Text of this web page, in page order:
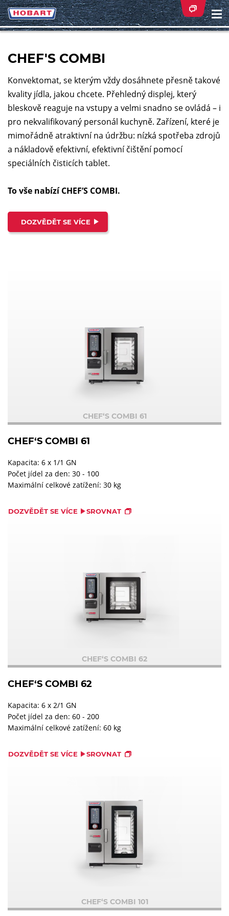
CHEF'S COMBI
Konvektomat, se kterým vždy dosáhnete přesně takové
kvality jídla, jakou chcete. Přehledný displej, který
bleskově reaguje na vstupy a velmi snadno se ovládá – i
pro nekvalifikovaný personál kuchyně. Zařízení, které je
mimořádně atraktivní na údržbu: nízká spotřeba zdrojů
a nákladově efektivní, efektivní čištění pomocí
speciálních čisticích tablet.
To vše nabízí CHEF’S COMBI.
DOZVĚDĚT SE VÍCE
CHEF‘S COMBI 61
CHEF‘S COMBI 61
Kapacita: 6 x 1/1 GN
Počet jídel za den: 30 - 100
Maximální celkové zatížení: 30 kg
DOZVĚDĚT SE VÍCE SROVNAT
CHEF‘S COMBI 62
CHEF‘S COMBI 62
Kapacita: 6 x 2/1 GN
Počet jídel za den: 60 - 200
Maximální celkové zatížení: 60 kg
DOZVĚDĚT SE VÍCE SROVNAT
CHEF‘S COMBI 101